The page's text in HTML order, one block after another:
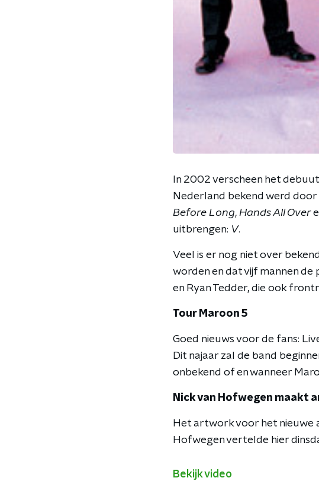
In 2002 verscheen het
Nederland bekend werd door
Before Long, Hands All Over
uitbrengen: V.
Veel is er nog niet over
worden en dat vijf mannen de
en Ryan Tedder, die ook
Tour Maroon 5
Goed nieuws voor de fans:
Dit najaar zal de band
onbekend of en wanneer
Nick van Hofwegen maakt
Het artwork voor het nieuwe
Hofwegen vertelde hier
Bekijk video